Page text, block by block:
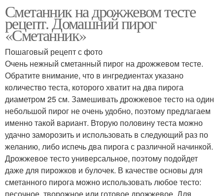
Советский сметанник Сметанник на сметане
Вкусный сметанник
Сметанник с песочным
тестом
Сметанник на дрожжевом тесте
рецепт. Домашний пирог
«Сметанник»
Пошаговый рецепт с фото
Очень нежный сметанный пирог на дрожжевом тесте.
Обратите внимание, что в ингредиентах указано
количество теста, которого хватит на два пирога
диаметром 25 см. Замешивать дрожжевое тесто на один
небольшой пирог не очень удобно, поэтому предлагаем
именно такой вариант. Вторую половину теста можно
удачно заморозить и использовать в следующий раз по
желанию, либо испечь два пирога с различной начинкой.
Дрожжевое тесто универсальное, поэтому подойдет
даже для пирожков и булочек. В качестве основы для
сметанного пирога можно использовать любое тесто: